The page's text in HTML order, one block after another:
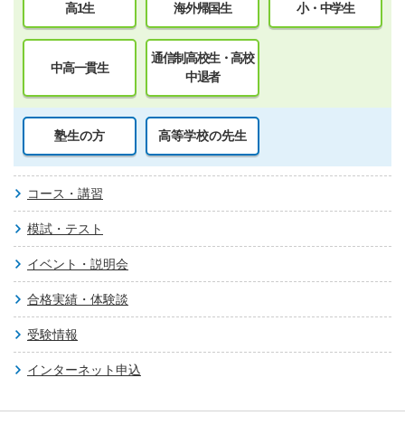
高1生 海外帰国生 小・中学生
中高一貫生
通信制高校生・高校
中退者
塾生の方 高等学校の先生
コース・講習
模試・テスト
イベント・説明会
合格実績・体験談
受験情報
インターネット申込